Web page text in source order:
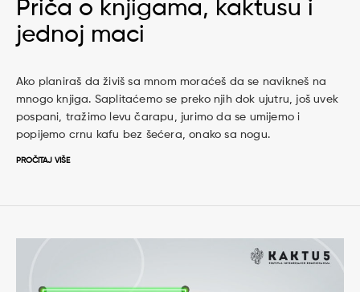
Priča o knjigama, kaktusu i
jednoj maci
Ako planiraš da živiš sa mnom moraćeš da se navikneš na
mnogo knjiga. Saplitaćemo se preko njih dok ujutru, još uvek
pospani, tražimo levu čarapu, jurimo da se umijemo i
popijemo crnu kafu bez šećera, onako sa nogu.
PROČITAJ VIŠE